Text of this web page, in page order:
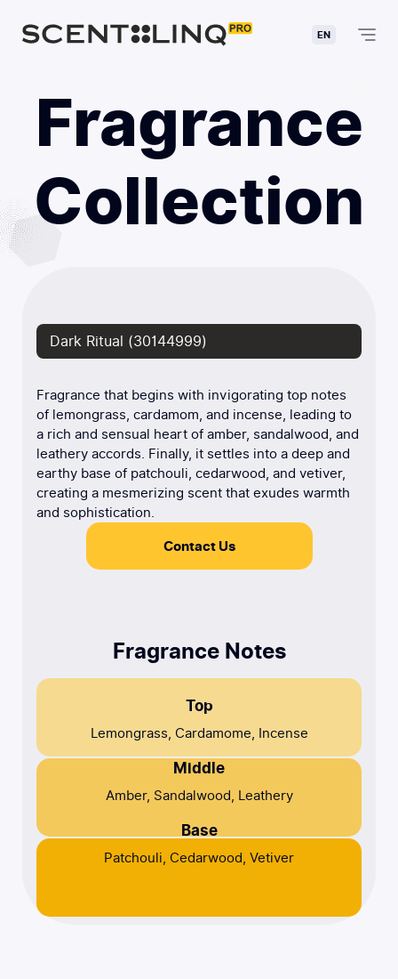
EN
Fragrance
Collection
Dark Ritual (30144999)
Fragrance that begins with invigorating top notes
of lemongrass, cardamom, and incense, leading to
a rich and sensual heart of amber, sandalwood, and
leathery accords. Finally, it settles into a deep and
earthy base of patchouli, cedarwood, and vetiver,
creating a mesmerizing scent that exudes warmth
and sophistication.
Contact Us
Fragrance Notes
Top
Lemongrass, Cardamome, Incense
Middle
Amber, Sandalwood, Leathery
Base
Patchouli, Cedarwood, Vetiver